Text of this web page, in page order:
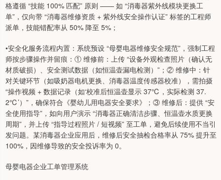
格遵循 “技能 100% 匹配” 原则 —— 如 “消毒器紫外线模块更换工
单”，仅向带 “消毒器维修资质 + 紫外线安全操作认证” 标签的工程师
派单，技能错配率从 50% 降至 5%；
•安全化服务流程内置：系统预设 “母婴电器维修安全规范”，强制工程
师按步骤操作并留痕：① 维修前：上传 “设备外观检查照片（确认无
材质破损）、安全测试数据（如恒温壶漏电检测）”；② 维修中：针
对关键环节（如吸奶器电机更换、消毒器温度传感器校准），需拍摄
“操作视频 + 数据记录（如‘校准后恒温壶显示 37℃，实际检测 37.
2℃’）”，确保符合《婴幼儿用电器安全要求》；③ 维修后：提供 “安
全使用指导”，如向用户演示 “消毒器正确清洁步骤、恒温壶水质更换
周期”，并上传 “指导过程照片 / 短视频” 至工单，避免后续使用不当引
发问题。某消毒器企业应用后，维修后安全抽检合格率从 75% 提升至
100%，因维修导致的安全投诉率为 0。
母婴电器企业工单管理系统